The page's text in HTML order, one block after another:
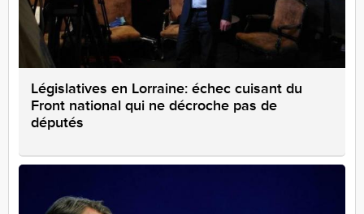
Législatives en Lorraine: échec cuisant du
Front national qui ne décroche pas de
députés